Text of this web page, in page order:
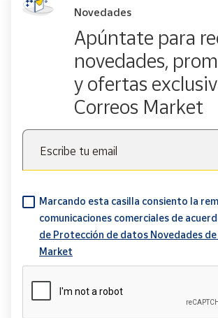
Novedades
Apúntate para
novedades,
y ofertas
Correos Market
Escribe tu email
Marcando esta casilla consiento la
comunicaciones comerciales de
de Protección de datos Novedades
Market